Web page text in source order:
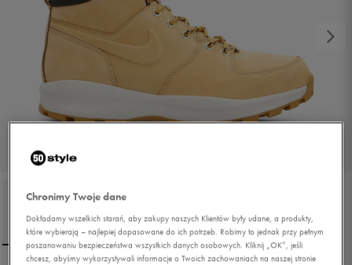
Chronimy Twoje dane
Dokładamy wszelkich starań, aby zakupy naszych Klientów były udane, a produkty,
które wybierają – najlepiej dopasowane do ich potrzeb. Robimy to jednak przy pełnym
poszanowaniu bezpieczeństwa wszystkich danych osobowych. Kliknij „OK”, jeśli
chcesz, abyśmy wykorzystywali informacje o Twoich zachowaniach na naszej stronie